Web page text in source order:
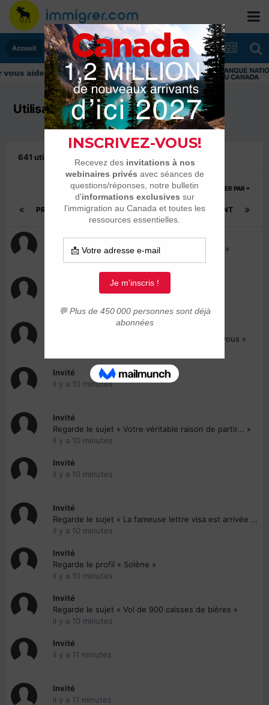
Accueil
aider tout au long de votre transition
Utilisateurs en ligne
641 utilisateurs en ligne actuellement
FILTRER PAR
PRÉCÉDENT SUIVANT
Page 11 sur 22
Invité
Regarde le sujet « Vous attendez l'entretien? »
Regarde le sujet « Dakar/Rabat »
Regarde le sujet « lisez svp; et que penssez vous »
Invité
il y a 10 minutes
Invité
Regarde le sujet « Votre véritable raison de partir... »
il y a 10 minutes
Invité
il y a 10 minutes
Invité
Regarde le sujet « La fameuse lettre visa est arrivée ! »
il y a 10 minutes
Invité
Regarde le profil « Solène »
il y a 10 minutes
Invité
Regarde le sujet « Vol de 900 caisses de bières »
il y a 10 minutes
Invité
il y a 11 minutes
Invité
il y a 11 minutes